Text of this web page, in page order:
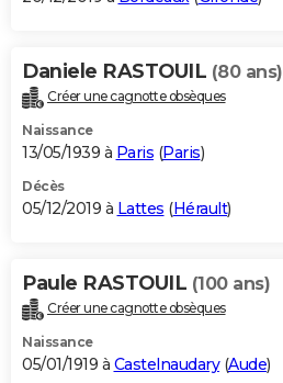
Daniele RASTOUIL (80 ans)
Créer une cagnotte obsèques
Naissance
13/05/1939 à Paris (Paris)
Décès
05/12/2019 à Lattes (Hérault)
Paule RASTOUIL (100 ans)
Créer une cagnotte obsèques
Naissance
05/01/1919 à Castelnaudary(Aude)